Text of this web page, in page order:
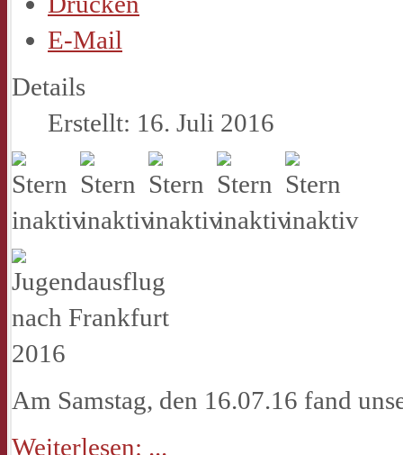
E-Mail
Details
Erstellt: 16. Juli 2016
Am Samstag, den 16.07.16 fand
Weiterlesen: ...